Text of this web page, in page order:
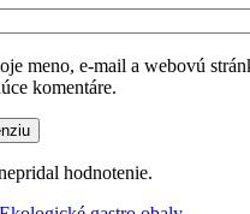
meno, e-mail a webovú
komentáre.
hodnotenie.